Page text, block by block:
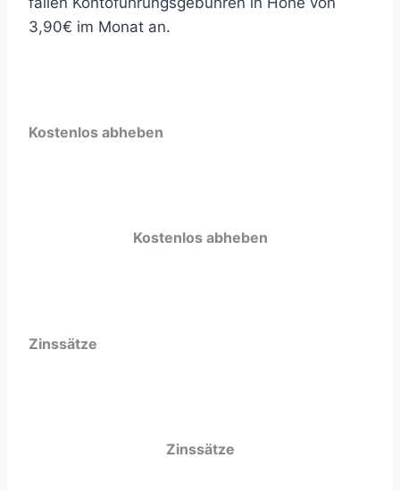
3,90€ im Monat an.
Kostenlos abheben
Kostenlos abheben
Zinssätze
Zinssätze